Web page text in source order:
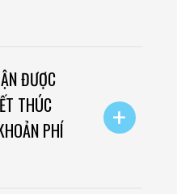
ĐƯỢC
THÚC
PHÍ
+